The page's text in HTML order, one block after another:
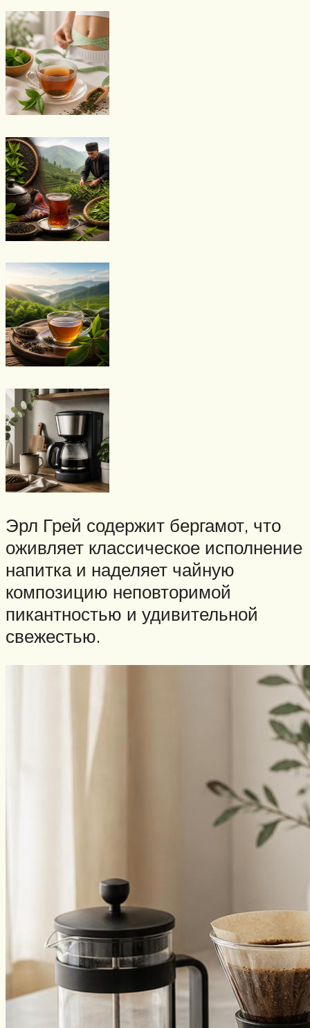
Эрл Грей содержит бергамот, что
оживляет классическое исполнение
напитка и наделяет чайную
композицию неповторимой
пикантностью и удивительной
свежестью.